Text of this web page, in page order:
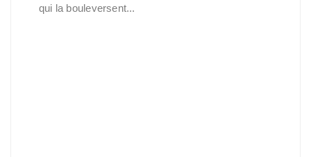
qui la bouleversent...